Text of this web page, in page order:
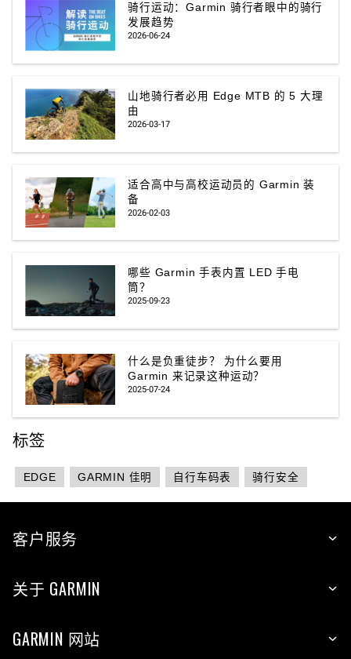
骑行运动：Garmin 骑行者眼中的骑行
发展趋势
2026-06-24
山地骑行者必用 Edge MTB 的 5 大理
由
2026-03-17
适合高中与高校运动员的 Garmin 装
备
2026-02-03
哪些 Garmin 手表内置 LED 手电
筒？
2025-09-23
什么是负重徒步？ 为什么要用
Garmin 来记录这种运动？
2025-07-24
标签
EDGE GARMIN 佳明 自行车码表 骑行安全
客户服务
关于 GARMIN
GARMIN 网站